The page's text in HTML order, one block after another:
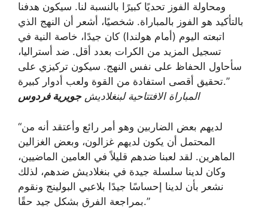
ومحاولة الفوز تحديًا كبيرًا بالنسبة لنا. سيكون هدفنا
بالتأكيد هو الفوز بالمباراة. شخصيًا، أشعر أن النهج الذي
اتبعته اليوم (أمام هولندا) كان جيدًا، خاصة النية في
تسجيل المزيد من الكرات بعدد أقل. ضد أستراليا،
سأحاول الحفاظ على نفس النهج. سيكون تركيزي على
تحقيق أقصى استفادة من القوة ولعب أدوار كبيرة.”
المباراة الافتتاحية لبنغلاديشجويرية فردوس
“لديهم بعض الضاربين وهو أمر رائع وأعتقد أنه من
المحتمل أن يكون لديهم غزالون، وبعض الغزالين
الماهرين. لقد لعبنا ضدهم قليلاً في العامين الماضيين،
وكان لدينا سلسلة جيدة في بنغلاديش ضدهم، لذلك
نشعر بأن لدينا إحساسًا جيدًا بلاعبي البولينج ونقوم
بمراجعة الفرق بشكل جيد حقًا.”